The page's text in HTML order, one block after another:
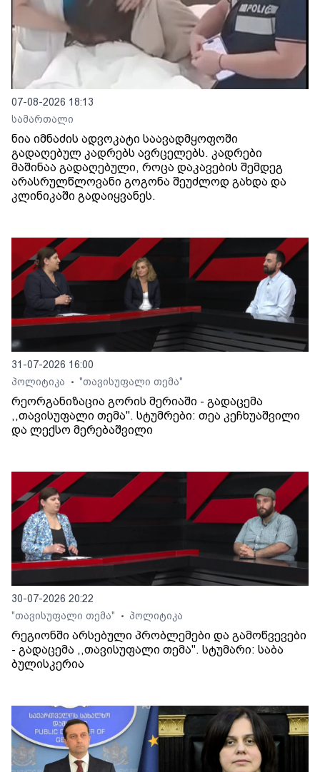
07-08-2026 18:13
სამართალი
ნია იმნაძის ადვოკატი საავადმყოფოში
გადაღებულ კადრებს ავრცელებს. კადრები
მაშინაა გადაღებული, როცა დაკავების შემდეგ
არასრულწლოვანი გოგონა შეუძლოდ გახდა და
კლინიკაში გადაიყვანეს.
31-07-2026 16:00
პოლიტიკა
• "თავისუფალი თემა"
რეორგანიზაცია გორის მერიაში - გადაცემა
,,თავისუფალი თემა". სტუმრები: თეა კეჩხუაშვილი
და ლექსო მერებაშვილი
30-07-2026 20:22
"თავისუფალი თემა"
• პოლიტიკა
რეგიონში არსებული პრობლემები და გამოწვევები
- გადაცემა ,,თავისუფალი თემა". სტუმარი: საბა
ბულისკერია